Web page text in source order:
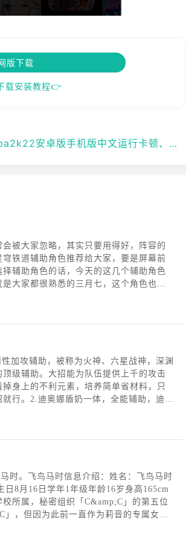
版下载
载安装教程👉
安卓版手机版中文运行卡顿、掉帧解决方法
被大家忽略，其实只要用得好，阵容的
铁道辅助角色推荐给大家，要是屏幕前
辅助角色的话，今天的这几个辅助角色
大家都很熟悉的三月七，这个角色也是
果非常不错，而且在培养上面是最不用
加攻辅助，被称为火神、六星战神，深渊
级辅助。大招能为队伍提供上千的攻击
身上的不利元素，培养简单省材料，只
行。2.迪奥娜盾奶一体，全能辅助，迪奥
为队友套盾，是联机神技，毕竟是
时。飞鸟马时信息介绍：姓名：飞鸟马时
日8月16日学年1年级年龄16岁身高165cm
所属，秘密组织「C&amp;C」的第五位
」，但因为此前一直作为莉音的专属女仆
单独